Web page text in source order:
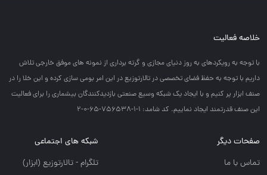
خلاصه فعالیت
با توجه به رويكردهاي به روز دنياي مجازي و گرته برداري از نمونه هاي موفق خارجي تلاش
داريم با توجه به حفظ فضاي تخصصي در تالارتوزيع در اين امر بومي سازي كرده و اين خلا را در
صنف ابزار پر كنيم و با ايجاد يك شبكه وسيع صنعتي بازديدكنندگان بيشماري را براي فعاليت
اين صنف قدرتمند ايجاد نماييم. کد شامد: 1-1-756538-65-0-2
صفحات دیگر
تماس با ما
شبکه های اجتماعی
تلگرام - تالارتوزيع (ابزار)